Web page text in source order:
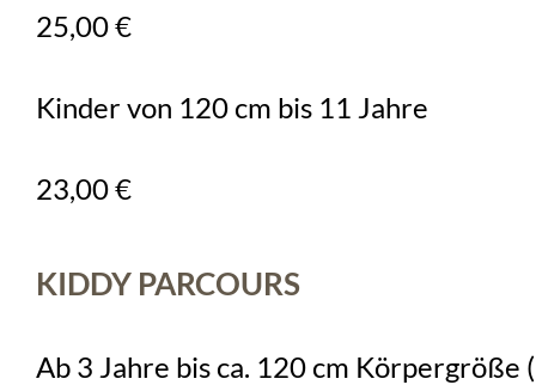
25,00 €
Kinder von 120 cm bis 11 Jahre
23,00 €
KIDDY PARCOURS
Ab 3 Jahre bis ca. 120 cm